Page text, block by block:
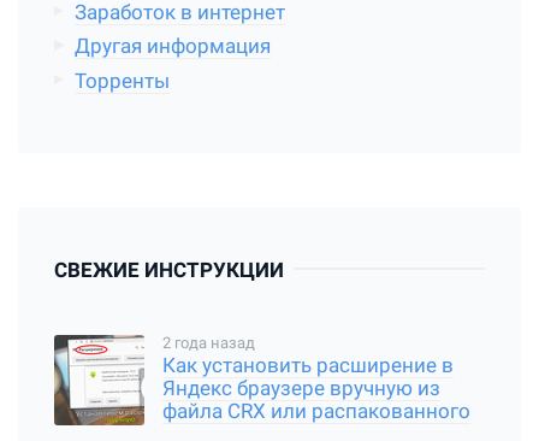
Заработок в интернет
Другая информация
Торренты
СВЕЖИЕ ИНСТРУКЦИИ
2 года назад
Как установить расширение в
Яндекс браузере вручную из
файла CRX или распакованного